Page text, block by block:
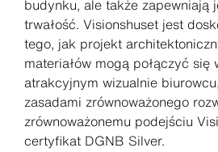
budynku, ale także zapewniają
trwałość. Visionshuset jest
tego, jak projekt
materiałów mogą połączyć się
atrakcyjnym wizualnie
zasadami zrównoważonego
zrównoważonemu podejściu
certyfikat DGNB Silver.